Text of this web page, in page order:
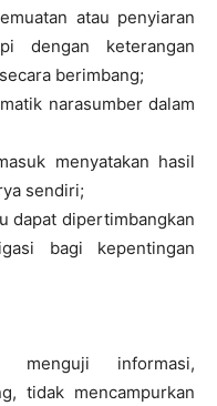
atau penyiaran
dengan keterangan
berimbang;
narasumber dalam
menyatakan hasil
sendiri;
dapat dipertimbangkan
bagi kepentingan
menguji informasi,
tidak mencampurkan